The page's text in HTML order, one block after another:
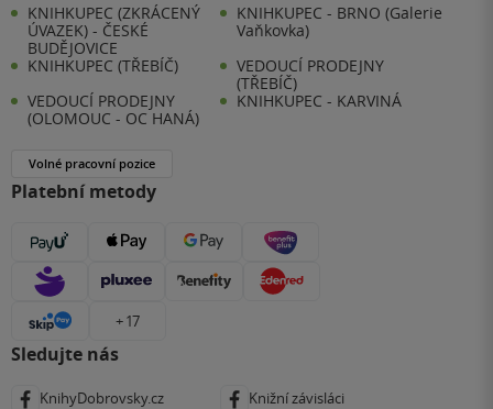
KNIHKUPEC (ZKRÁCENÝ
ÚVAZEK) - ČESKÉ
BUDĚJOVICE
KNIHKUPEC - BRNO (Galerie
Vaňkovka)
KNIHKUPEC (TŘEBÍČ)
VEDOUCÍ PRODEJNY
(TŘEBÍČ)
VEDOUCÍ PRODEJNY
(OLOMOUC - OC HANÁ)
KNIHKUPEC - KARVINÁ
Volné pracovní pozice
Platební metody
+ 17
Sledujte nás
KnihyDobrovsky.cz Knižní závisláci